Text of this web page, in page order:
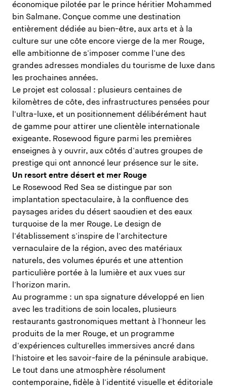
économique pilotée par le prince héritier Mohammed
bin Salmane. Conçue comme une destination
entièrement dédiée au bien-être, aux arts et à la
culture sur une côte encore vierge de la mer Rouge,
elle ambitionne de s'imposer comme l'une des
grandes adresses mondiales du tourisme de luxe dans
les prochaines années.
Le projet est colossal : plusieurs centaines de
kilomètres de côte, des infrastructures pensées pour
l'ultra-luxe, et un positionnement délibérément haut
de gamme pour attirer une clientèle internationale
exigeante. Rosewood figure parmi les premières
enseignes à y ouvrir, aux côtés d'autres groupes de
prestige qui ont annoncé leur présence sur le site.
Un resort entre désert et mer Rouge
Le Rosewood Red Sea se distingue par son
implantation spectaculaire, à la confluence des
paysages arides du désert saoudien et des eaux
turquoise de la mer Rouge. Le design de
l'établissement s'inspire de l'architecture
vernaculaire de la région, avec des matériaux
naturels, des volumes épurés et une attention
particulière portée à la lumière et aux vues sur
l'horizon marin.
Au programme : un spa signature développé en lien
avec les traditions de soin locales, plusieurs
restaurants gastronomiques mettant à l'honneur les
produits de la mer Rouge, et un programme
d'expériences culturelles immersives ancré dans
l'histoire et les savoir-faire de la péninsule arabique.
Le tout dans une atmosphère résolument
contemporaine, fidèle à l'identité visuelle et éditoriale